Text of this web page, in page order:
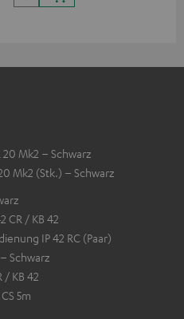
20 Mk2 – Schwarz
Mk2 (Stk.) – Schwarz
CR / KB 42
IP 42 RC (Paar)
Schwarz
/ KB 42
5m